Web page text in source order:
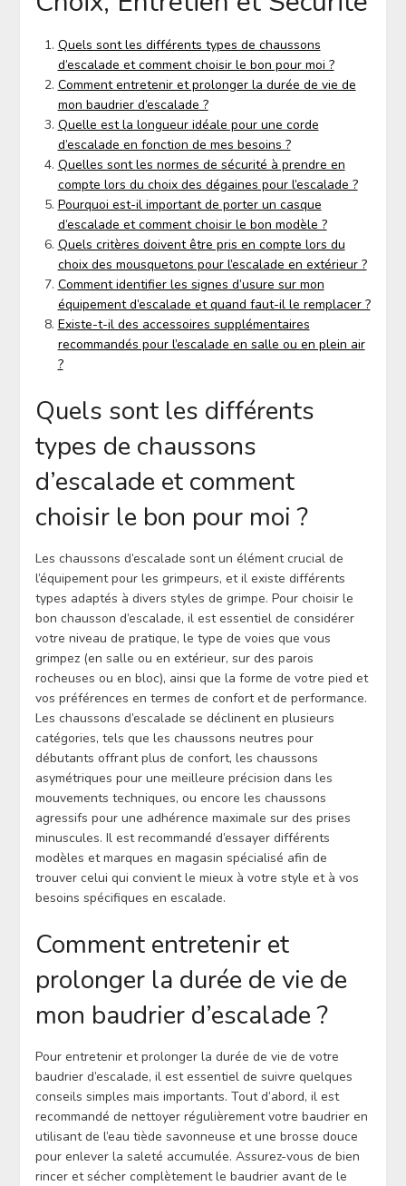
Quels sont les différents types de chaussons
d’escalade et comment choisir le bon pour moi ?
Comment entretenir et prolonger la durée de vie de
mon baudrier d’escalade ?
Quelle est la longueur idéale pour une corde
d’escalade en fonction de mes besoins ?
Quelles sont les normes de sécurité à prendre en
compte lors du choix des dégaines pour l’escalade ?
Pourquoi est-il important de porter un casque
d’escalade et comment choisir le bon modèle ?
Quels critères doivent être pris en compte lors du
choix des mousquetons pour l’escalade en extérieur ?
Comment identifier les signes d’usure sur mon
équipement d’escalade et quand faut-il le remplacer ?
Existe-t-il des accessoires supplémentaires
recommandés pour l’escalade en salle ou en plein air
?
Quels sont les différents
types de chaussons
d’escalade et comment
choisir le bon pour moi ?
Les chaussons d’escalade sont un élément crucial de
l’équipement pour les grimpeurs, et il existe différents
types adaptés à divers styles de grimpe. Pour choisir le
bon chausson d’escalade, il est essentiel de considérer
votre niveau de pratique, le type de voies que vous
grimpez (en salle ou en extérieur, sur des parois
rocheuses ou en bloc), ainsi que la forme de votre pied et
vos préférences en termes de confort et de performance.
Les chaussons d’escalade se déclinent en plusieurs
catégories, tels que les chaussons neutres pour
débutants offrant plus de confort, les chaussons
asymétriques pour une meilleure précision dans les
mouvements techniques, ou encore les chaussons
agressifs pour une adhérence maximale sur des prises
minuscules. Il est recommandé d’essayer différents
modèles et marques en magasin spécialisé afin de
trouver celui qui convient le mieux à votre style et à vos
besoins spécifiques en escalade.
Comment entretenir et
prolonger la durée de vie de
mon baudrier d’escalade ?
Pour entretenir et prolonger la durée de vie de votre
baudrier d’escalade, il est essentiel de suivre quelques
conseils simples mais importants. Tout d’abord, il est
recommandé de nettoyer régulièrement votre baudrier en
utilisant de l’eau tiède savonneuse et une brosse douce
pour enlever la saleté accumulée. Assurez-vous de bien
rincer et sécher complètement le baudrier avant de le